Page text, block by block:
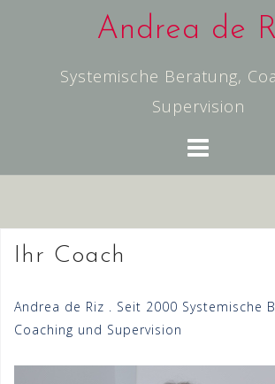
Andrea de
Systemische Beratung,
Supervision
Ihr Coach
Andrea de Riz . Seit 2000 Systemische
Coaching und Supervision